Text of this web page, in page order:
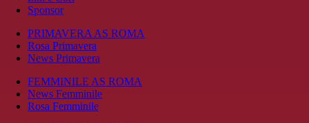
Sponsor
PRIMAVERA AS ROMA
Rosa Primavera
News Primavera
FEMMINILE AS ROMA
News Femminile
Rosa Femminile